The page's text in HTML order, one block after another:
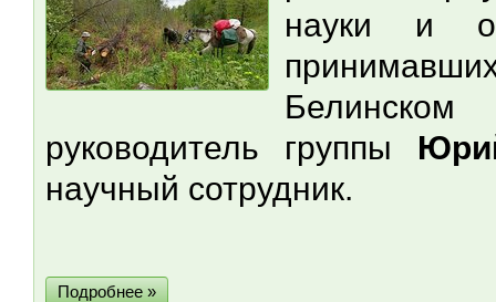
науки и
руководитель группы
научный сотрудник.
Подробнее »